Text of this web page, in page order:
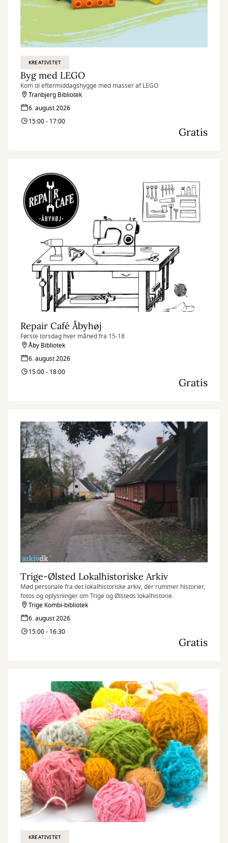
KREATIVITET
Byg med LEGO
Kom til eftermiddagshygge med masser af LEGO
Tranbjerg Bibliotek
6. august 2026
15:00 - 17:00
Gratis
Repair Café Åbyhøj
Første torsdag hver måned fra 15-18
Åby Bibliotek
6. august 2026
15:00 - 18:00
Gratis
Trige-Ølsted Lokalhistoriske Arkiv
Mød personale fra det lokalhistoriske arkiv, der rummer historier,
fotos og oplysninger om Trige og Ølsteds lokalhistorie.
Trige Kombi-bibliotek
6. august 2026
15:00 - 16:30
Gratis
KREATIVITET